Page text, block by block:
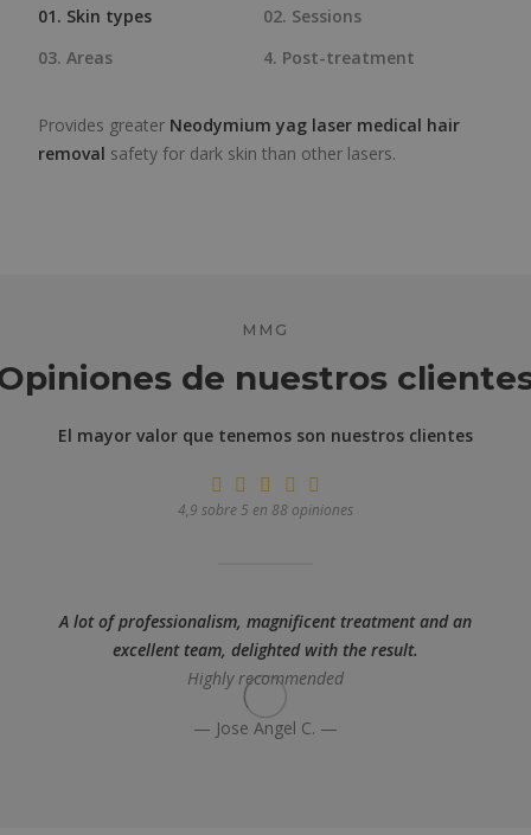
01. Skin types
02. Sessions
03. Areas
4. Post-treatment
Provides greater Neodymium yag laser medical hair
removal safety for dark skin than other lasers.
MMG
de nuestros
El mayor valor que tenemos son nuestros clientes
4,9 sobre 5 en 88 opiniones
A lot of professionalism, magnificent treatment and an
excellent team, delighted with the result.
Highly recommended
— Jose Angel C. —